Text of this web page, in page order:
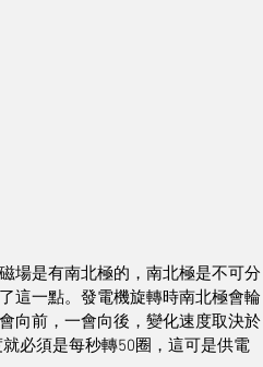
場是有南北極的，南北極是不可分
這一點。發電機旋轉時南北極會輪
向前，一會向後，變化速度取決於
必須是每秒轉50圈，這可是供電